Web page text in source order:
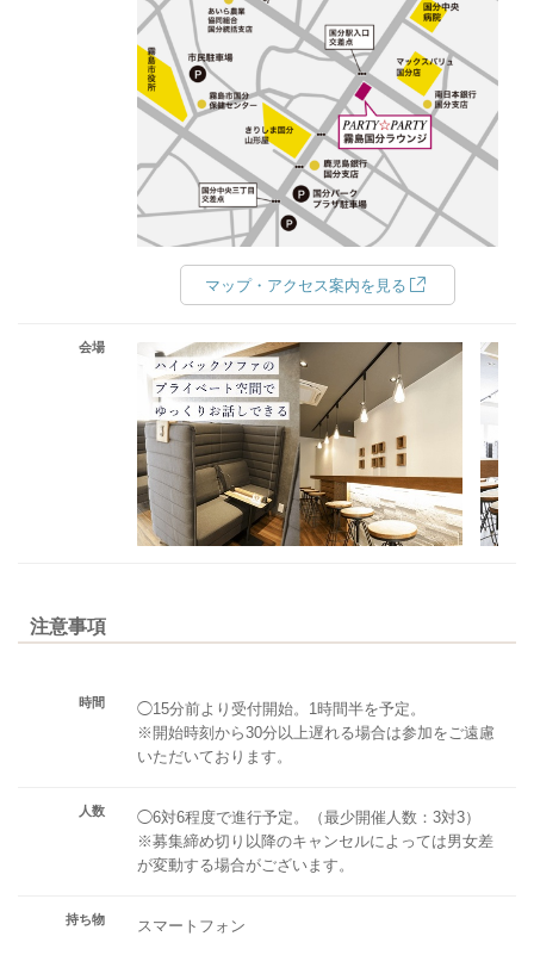
マップ・アクセス案内を見る
会場
注意事項
時間
◯15分前より受付開始。1時間半を予定。
※開始時刻から30分以上遅れる場合は参加をご遠慮
いただいております。
人数
◯6対6程度で進行予定。（最少開催人数：3対3）
※募集締め切り以降のキャンセルによっては男女差
が変動する場合がございます。
持ち物 スマートフォン